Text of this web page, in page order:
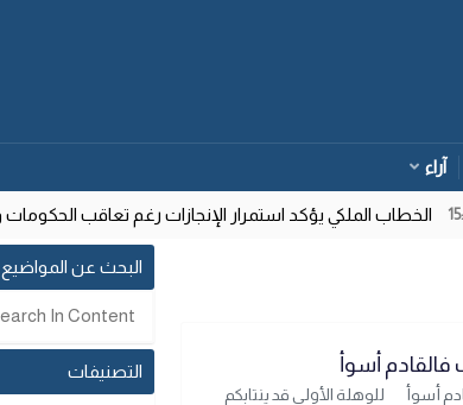
آراء
الخطاب الملكي يؤكد استمرار الإنجازات رغم تعاقب الحكومات
فالقادم أسوأ
أسوأ للوهلة الأولى قد ينتابكم
البحث عن المواضيع
التصنيفات